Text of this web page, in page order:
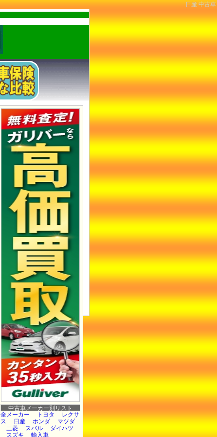
日産 中古車
中古車メーカー別リスト
全メーカー
トヨタ
レクサ
ス
日産 ホンダ
マツダ
三菱
スバル
ダイハツ
スズキ
輸入車